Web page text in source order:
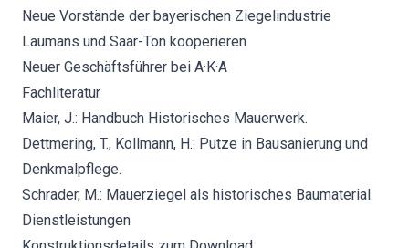
Neue Vorstände der bayerischen Ziegelindustrie
Laumans und Saar-Ton kooperieren
Neuer Geschäftsführer bei A·K·A
Fachliteratur
Maier, J.: Handbuch Historisches Mauerwerk.
Dettmering, T., Kollmann, H.: Putze in Bausanierung und
Denkmalpflege.
Schrader, M.: Mauerziegel als historisches Baumaterial.
Dienstleistungen